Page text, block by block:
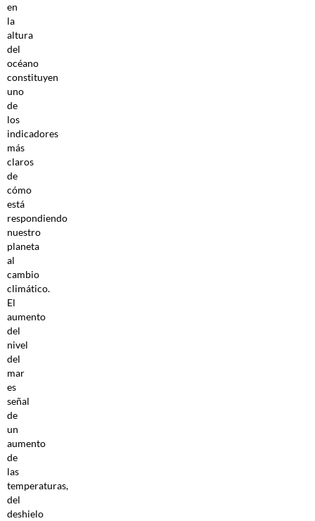
en
la
altura
del
océano
constituyen
uno
de
los
indicadores
más
claros
de
cómo
está
respondiendo
nuestro
planeta
al
cambio
climático.
El
aumento
del
nivel
del
mar
es
señal
de
un
aumento
de
las
temperaturas,
del
deshielo